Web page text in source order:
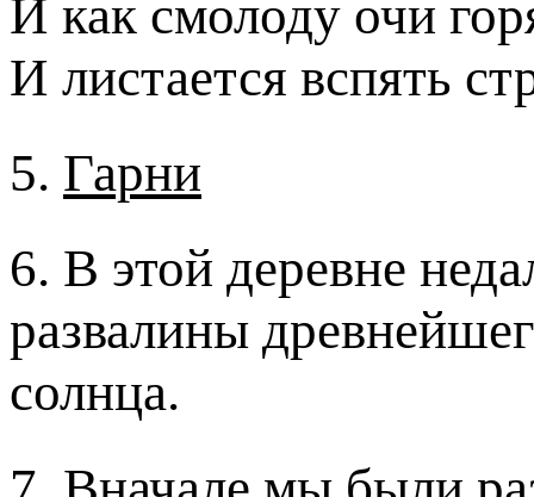
И как смолоду очи
И листается вспять
5. Гарни
6. В этой деревне
развалины
солнца.